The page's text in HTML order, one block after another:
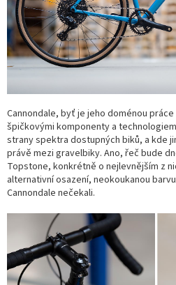
Cannondale, byť je jeho doménou
špičkovými komponenty a
strany spektra dostupných biků, a kde
právě mezi gravelbiky. Ano, řeč bude
Topstone, konkrétně o nejlevnějším z
alternativní osazení, neokoukanou
Cannondale nečekali.